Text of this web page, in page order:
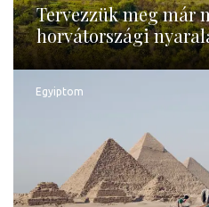
Tervezzük meg már
horvátországi
Egyiptom